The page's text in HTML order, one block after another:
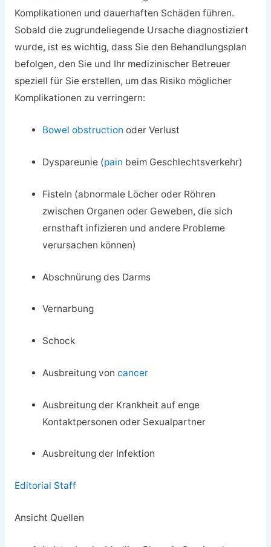
Komplikationen und dauerhaften Schäden führen.
Sobald die zugrundeliegende Ursache diagnostiziert
wurde, ist es wichtig, dass Sie den Behandlungsplan
befolgen, den Sie und Ihr medizinischer Betreuer
speziell für Sie erstellen, um das Risiko möglicher
Komplikationen zu verringern:
Bowel obstruction oder Verlust
Dyspareunie (pain beim Geschlechtsverkehr)
Fisteln (abnormale Löcher oder Röhren
zwischen Organen oder Geweben, die sich
ernsthaft infizieren und andere Probleme
verursachen können)
Abschnürung des Darms
Vernarbung
Schock
Ausbreitung voncancer
Ausbreitung der Krankheit auf enge
Kontaktpersonen oder Sexualpartner
Ausbreitung der Infektion
Editorial Staff
Ansicht Quellen